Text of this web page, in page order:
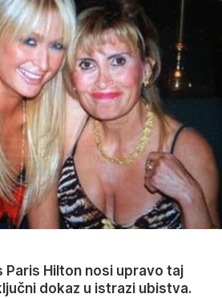
Paris Hilton nosi upravo taj
dokaz u istrazi ubistva.